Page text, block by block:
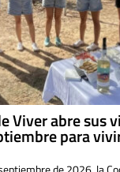
Viver abre sus
para